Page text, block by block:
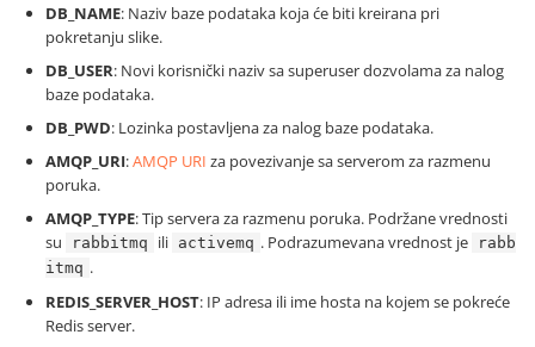
DB_NAME: Naziv baze podataka koja će biti kreirana pri
pokretanju slike.
DB_USER: Novi korisnički naziv sa superuser dozvolama za nalog
baze podataka.
DB_PWD: Lozinka postavljena za nalog baze podataka.
AMQP_URI:AMQP URI za povezivanje sa serverom za razmenu
poruka.
AMQP_TYPE: Tip servera za razmenu poruka. Podržane vrednosti
su
rabbitmq ili activemq . Podrazumevana vrednost je
rabb
itmq .
REDIS_SERVER_HOST: IP adresa ili ime hosta na kojem se pokreće
Redis server.